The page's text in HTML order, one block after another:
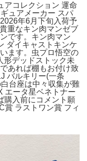
アコレクション 運命
ュアメーカー スパ
年6月下旬入荷予
重なキン肉マンゼブ
です。キン肉マン
ダイキャストキンケ
ます。虫プロ悟空の
形デッドストック未
あれば棚もお付け致
バルキリー(一条
台座は中々収集が難
エータ星ベネトナー
購入前にコメント願
賞 ラストワン賞 フィ